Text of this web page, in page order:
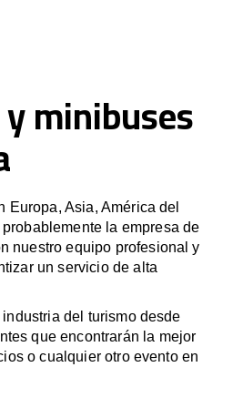
minibuses
Europa, Asia, América del
la empresa de
nuestro equipo profesional y
un servicio de alta
del turismo desde
que encontrarán la mejor
o cualquier otro evento en